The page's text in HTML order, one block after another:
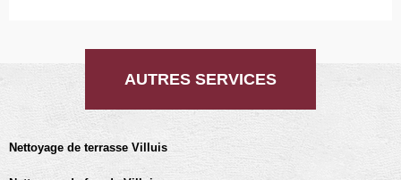
AUTRES SERVICES
Nettoyage de terrasse Villuis